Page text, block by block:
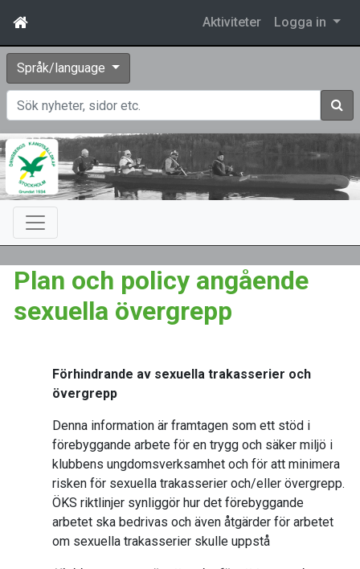
Aktiviteter Logga in
Språk/language
Sök
Plan och policy angående
sexuella övergrepp
Förhindrande av sexuella trakasserier och
övergrepp
Denna information är framtagen som ett stöd i
förebyggande arbete för en trygg och säker miljö i
klubbens ungdomsverksamhet och för att minimera
risken för sexuella trakasserier och/eller övergrepp.
ÖKS riktlinjer synliggör hur det förebyggande
arbetet ska bedrivas och även åtgärder för arbetet
om sexuella trakasserier skulle uppstå